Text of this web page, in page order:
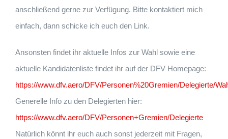
anschließend gerne zur Verfügung. Bitte kontaktiert mich
einfach, dann schicke ich euch den Link.
Ansonsten findet ihr aktuelle Infos zur Wahl sowie eine
aktuelle Kandidatenliste findet ihr auf der DFV Homepage:
https://www.dfv.aero/DFV/Personen%20Gremien/Delegierte/
Generelle Info zu den Delegierten hier:
https://www.dfv.aero/DFV/Personen+Gremien/Delegierte
Natürlich könnt ihr euch auch sonst jederzeit mit Fragen,